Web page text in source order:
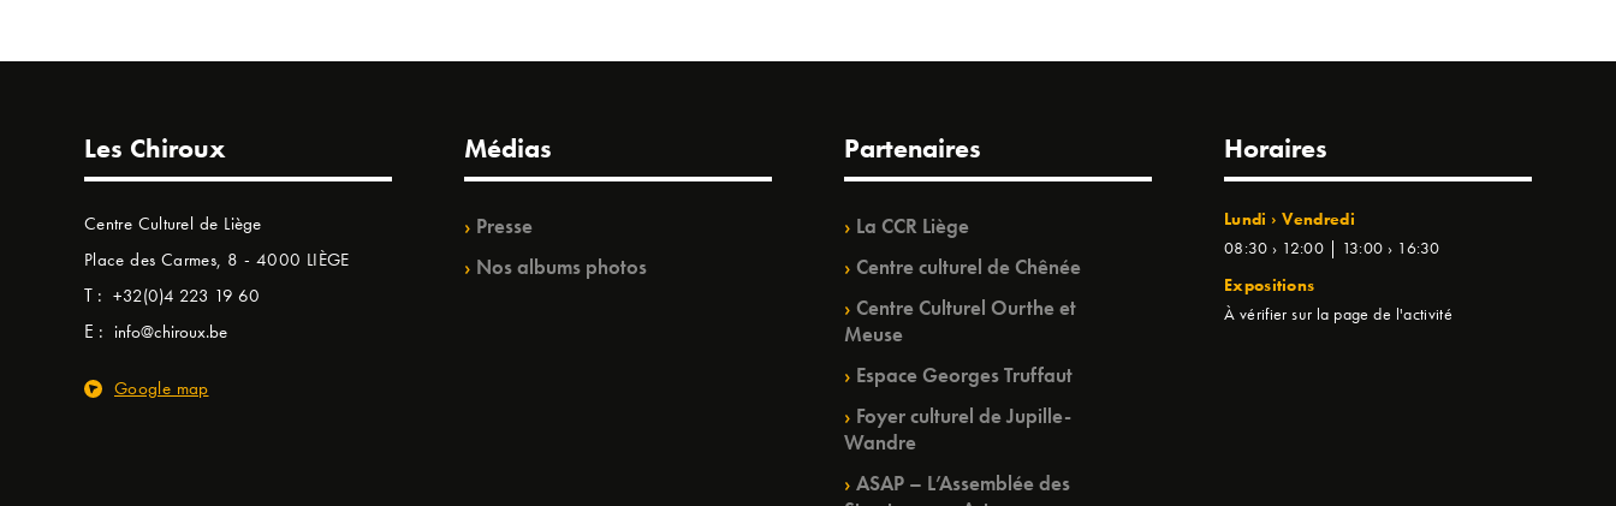
Les Chiroux
Centre Culturel de Liège
Place des Carmes, 8 - 4000 LIÈGE
T : +32(0)4 223 19 60
E : info@chiroux.be
Google map
Médias
Presse
Nos albums photos
Partenaires
La CCR Liège
Centre culturel de Chênée
Centre Culturel Ourthe et
Meuse
Espace Georges Truffaut
Foyer culturel de Jupille-
Wandre
ASAP – L’Assemblée des
Horaires
Lundi › Vendredi
08:30 › 12:00 | 13:00 › 16:30
Expositions
À vérifier sur la page de l'activité